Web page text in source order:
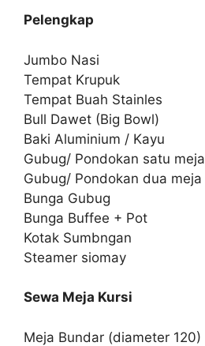
Pelengkap
Jumbo Nasi
Tempat Krupuk
Tempat Buah Stainles
Bull Dawet (Big Bowl)
Baki Aluminium / Kayu
Gubug/ Pondokan satu meja
Gubug/ Pondokan dua meja
Bunga Gubug
Bunga Buffee + Pot
Kotak Sumbngan
Steamer siomay
Sewa Meja Kursi
Meja Bundar (diameter 120)